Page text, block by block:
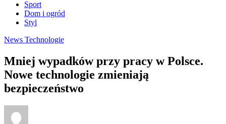
Sport
Dom i ogród
Styl
News Technologie
Mniej wypadków przy pracy w Polsce.
Nowe technologie zmieniają
bezpieczeństwo